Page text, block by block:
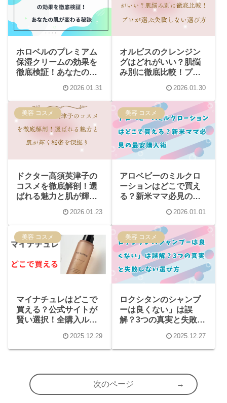
ホロベルのプレミアム
保湿クリームの効果を
徹底検証！あなたの肌
2026.01.31
オルビスのクレンジン
グはどれがいい？肌悩
み別に徹底比較！プロ
2026.01.30
美容 コスメ
ドクター高須英津子の
コスメを徹底解剖！選
ばれる魅力と肌が輝く
2026.01.23
美容 コスメ
アロベビーのミルクロ
ーションはどこで買え
る？新米ママ必見の最
2026.01.01
美容 コスメ
マイナチュレはどこで
買える？公式サイトが
賢い選択！全購入ルー
2025.12.29
美容 コスメ
ロクシタンのシャンプ
ーは良くない」は誤
解？3つの真実と失敗し
2025.12.27
次のページ